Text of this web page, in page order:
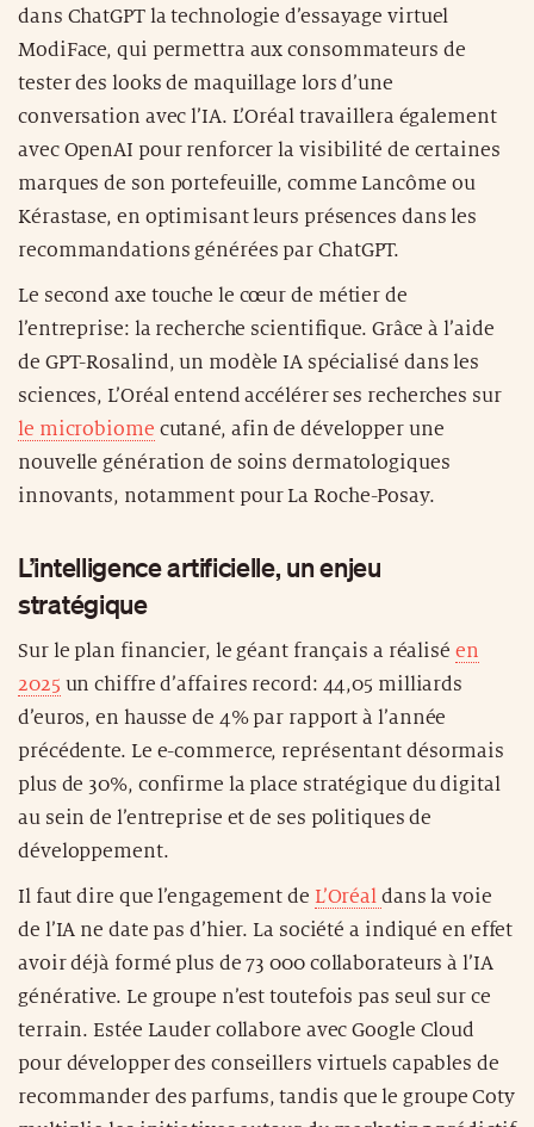
dans ChatGPT la technologie d’essayage virtuel
ModiFace, qui permettra aux consommateurs de
tester des looks de maquillage lors d’une
conversation avec l’IA. L’Oréal travaillera également
avec OpenAI pour renforcer la visibilité de certaines
marques de son portefeuille, comme Lancôme ou
Kérastase, en optimisant leurs présences dans les
recommandations générées par ChatGPT.
Le second axe touche le cœur de métier de
l’entreprise: la recherche scientifique. Grâce à l’aide
de GPT-Rosalind, un modèle IA spécialisé dans les
sciences, L’Oréal entend accélérer ses recherches sur
le microbiome cutané, afin de développer une
nouvelle génération de soins dermatologiques
innovants, notamment pour La Roche-Posay.
L’intelligence artificielle, un enjeu
stratégique
Sur le plan financier, le géant français a réalisé en
2025 un chiffre d’affaires record: 44,05 milliards
d’euros, en hausse de 4% par rapport à l’année
précédente. Le e-commerce, représentant désormais
plus de 30%, confirme la place stratégique du digital
au sein de l’entreprise et de ses politiques de
développement.
Il faut dire que l’engagement de L’Oréal dans la voie
de l’IA ne date pas d’hier. La société a indiqué en effet
avoir déjà formé plus de 73 000 collaborateurs à l’IA
générative. Le groupe n’est toutefois pas seul sur ce
terrain. Estée Lauder collabore avec Google Cloud
pour développer des conseillers virtuels capables de
recommander des parfums, tandis que le groupe Coty